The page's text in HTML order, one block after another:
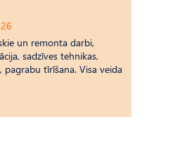
un remonta darbi,
sadzīves tehnikas,
pagrabu tīrīšana. Visa veida